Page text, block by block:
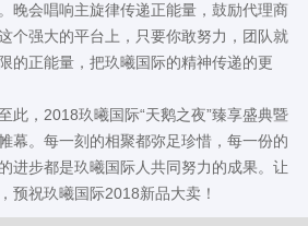
晚会唱响主旋律传递正能量，鼓励代理商
个强大的平台上，只要你敢努力，团队就
的正能量，把玖曦国际的精神传递的更
此，2018玖曦国际“天鹅之夜”臻享盛典暨
幕。每一刻的相聚都弥足珍惜，每一份的
进步都是玖曦国际人共同努力的成果。让
预祝玖曦国际2018新品大卖！